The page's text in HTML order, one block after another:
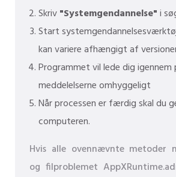
Skriv"Systemgendannelse"i
Start
kan variere afhængigt af
Programmet vil lede dig
meddelelserne omhyggeligt
Når processen er færdig skal du
computeren.
Hvis alle ovennævnte metoder
og filproblemet